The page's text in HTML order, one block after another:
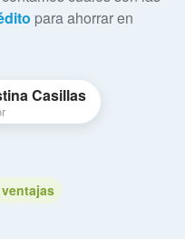
para ahorrar en
Casillas